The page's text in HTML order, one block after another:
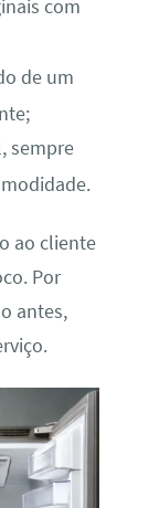
com
de um
sempre
ao cliente
Por
antes,